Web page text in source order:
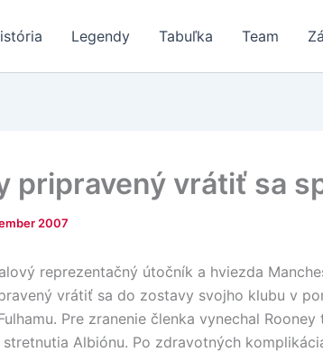
Legendy Tabuľka Team
pripravený vrátiť sa
2007
reprezentačný útočník a hviezda
vrátiť sa do zostavy svojho klubu v
Pre zranenie členka vynechal
stretnutia Albiónu. Po zdravotných